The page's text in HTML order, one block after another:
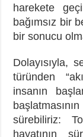
harekete
bağımsız bir
bir sonucu
Dolayısıyla,
türünden
insanın
sürebiliriz:
hayatının